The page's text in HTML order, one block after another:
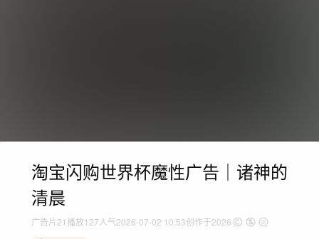
淘宝闪购世界杯魔性广告｜诸神的
清晨
广告片21 播放127人气2026-07-02 10:53创作于2026